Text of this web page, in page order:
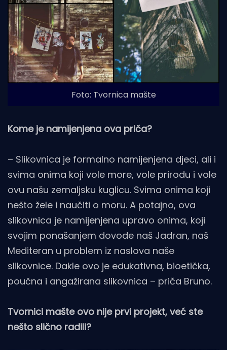
Foto: Tvornica mašte
Kome je namijenjena ova priča?
– Slikovnica je formalno namijenjena djeci, ali i
svima onima koji vole more, vole prirodu i vole
ovu našu zemaljsku kuglicu. Svima onima koji
nešto žele i naučiti o moru. A potajno, ova
slikovnica je namijenjena upravo onima, koji
svojim ponašanjem dovode naš Jadran, naš
Mediteran u problem iz naslova naše
slikovnice. Dakle ovo je edukativna, bioetička,
poučna i angažirana slikovnica – priča Bruno.
Tvornici mašte ovo nije prvi projekt, već ste
nešto slično radili?